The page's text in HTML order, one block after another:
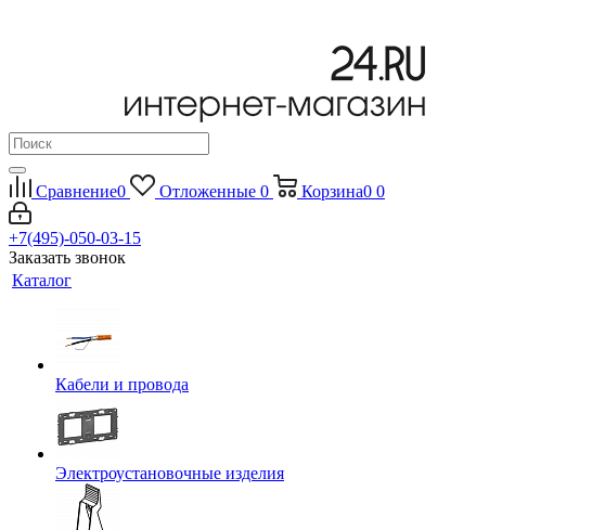
Сравнение0 Отложенные 0 Корзина0 0
+7(495)-050-03-15
Заказать звонок
Каталог
Кабели и провода
Электроустановочные изделия